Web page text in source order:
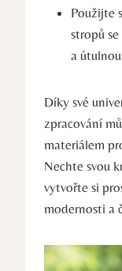
Použijte
stropů
a
Díky své
zpracování
materiálem
Nechte svou
vytvořte si
modernosti a